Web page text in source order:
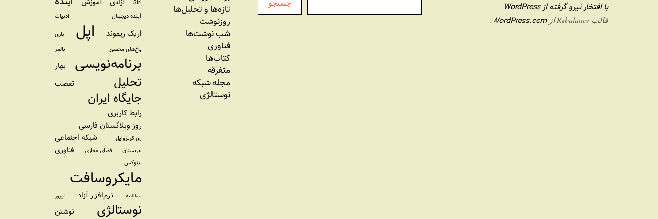
جستجو
تازه‌‌ها و تحلیل‌ها
روزنوشت
شب نوشت‌ها
فناوری
کتاب‌ها
متفرقه
مجله شبکه
نوستالژی
Siri
آینده دیجیتال ادبیات
اریک ریموند اپل
بازی
باغ‌های محصور
بالمر
برنامه‌نویسی بهار
تحلیل تعصب
جایگاه ایران
رابط کاربری
روز وبلاگستان فارسی
ری کرتزوایل شبکه اجتماعی
عربستان فضای مجازی فناوری
لینوکس
مایکروسافت
مطالعه نرم‌افزار آزاد نوروز
نوستالژی نوشتن
با افتخار نیرو گرفته از WordPress
قالب Rebalance از WordPress.com
.